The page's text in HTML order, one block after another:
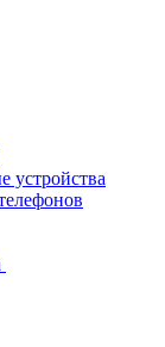
устройства